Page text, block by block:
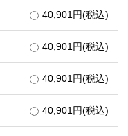
40,901円(税込)
40,901円(税込)
40,901円(税込)
40,901円(税込)